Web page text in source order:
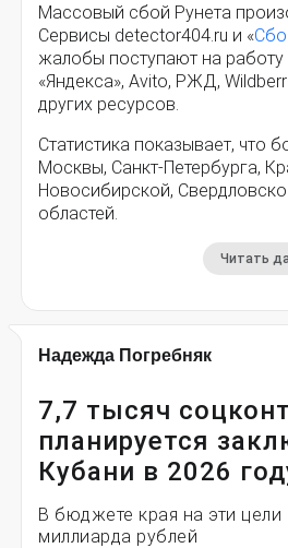
Массовый сбой Рунета
Сервисы detector404.ru и «
жалобы поступают на работу
«Яндекса», Avito, РЖД,
других ресурсов.
Статистика показывает, что
Москвы, Санкт-Петербурга,
Новосибирской,
областей.
Читать
Надежда Погребняк
7,7 тысяч
планируется
Кубани в 2026
В бюджете края на эти
миллиарда рублей